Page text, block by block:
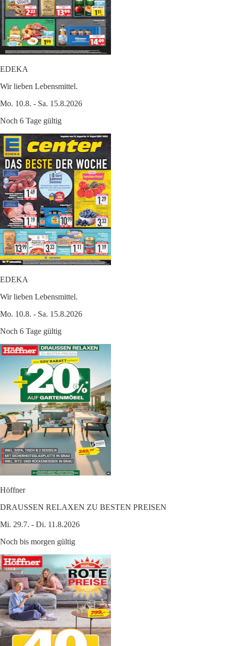
EDEKA
Wir lieben Lebensmittel.
Mo. 10.8. - Sa. 15.8.2026
Noch 6 Tage gültig
EDEKA
Wir lieben Lebensmittel.
Mo. 10.8. - Sa. 15.8.2026
Noch 6 Tage gültig
Höffner
DRAUSSEN RELAXEN ZU BESTEN PREISEN
Mi. 29.7. - Di. 11.8.2026
Noch bis morgen gültig